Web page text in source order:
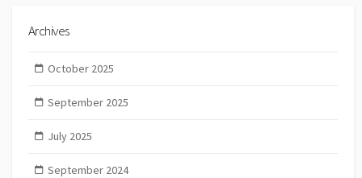
Archives
October 2025
September 2025
July 2025
September 2024